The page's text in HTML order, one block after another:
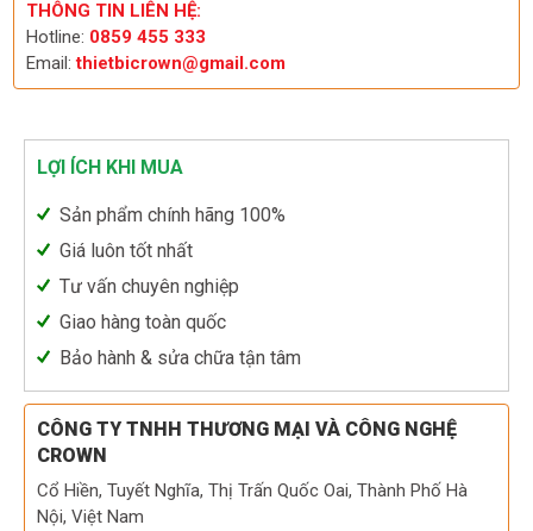
THÔNG TIN LIÊN HỆ:
Hotline: 0859 455 333
Email:thietbicrown@gmail.com
LỢI ÍCH KHI MUA
Sản phẩm chính hãng 100%
Giá luôn tốt nhất
Tư vấn chuyên nghiệp
Giao hàng toàn quốc
Bảo hành & sửa chữa tận tâm
CÔNG TY TNHH THƯƠNG MẠI VÀ CÔNG NGHỆ
CROWN
Cổ Hiền, Tuyết Nghĩa, Thị Trấn Quốc Oai, Thành Phố Hà
Nội, Việt Nam